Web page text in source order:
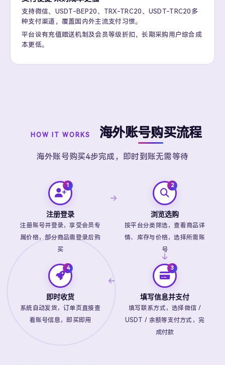
支持微信、USDT-BEP20、TRX-TRC20、USDT-TRC20多
种支付渠道，覆盖国内外主流支付习惯。
平台设有充值赠送机制及会员等级折扣，长期采购用户综合成
本更低。
HOW IT WORKS 海外账号购买流程
海外账号购买4步完成，即时到账无需等待
注册登录
注册账号并登录，享受会员专
属价格，部分商品需登录后购
买
浏览选购
按平台分类筛选，查看商品详
情、库存与价格，选择所需账
号
填写信息并支付
填写联系方式，选择微信 /
USDT / 余额等支付方式，完
成付款
即时收货
系统自动发货，订单页直接查
看账号信息，即买即用